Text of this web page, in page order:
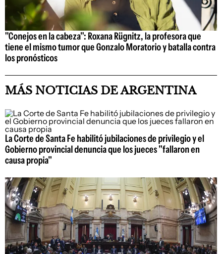
"Conejos en la cabeza": Roxana Rügnitz, la profesora que
tiene el mismo tumor que Gonzalo Moratorio y batalla contra
los pronósticos
MÁS NOTICIAS DE ARGENTINA
La Corte de Santa Fe habilitó jubilaciones de privilegio y el
Gobierno provincial denuncia que los jueces "fallaron en
causa propia"